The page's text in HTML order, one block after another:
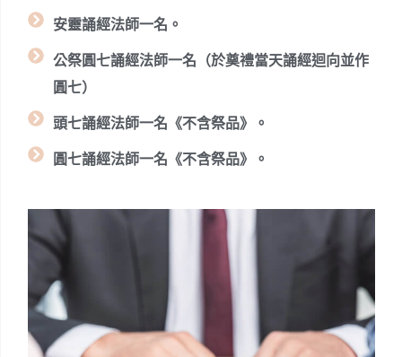
安靈誦經法師一名。
公祭圓七誦經法師一名（於奠禮當天誦經迴向並作
圓七）
頭七誦經法師一名《不含祭品》。
圓七誦經法師一名《不含祭品》。